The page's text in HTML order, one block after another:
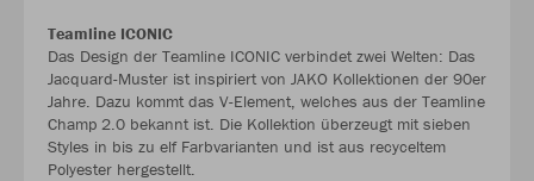
Teamline ICONIC
Das Design der Teamline ICONIC verbindet zwei Welten: Das
Jacquard-Muster ist inspiriert von JAKO Kollektionen der 90er
Jahre. Dazu kommt das V-Element, welches aus der Teamline
Champ 2.0 bekannt ist. Die Kollektion überzeugt mit sieben
Styles in bis zu elf Farbvarianten und ist aus recyceltem
Polyester hergestellt.